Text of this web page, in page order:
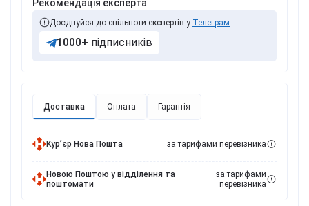
Доставка Оплата Гарантія
Курʼєр Нова Пошта за тарифами перевізника
Новою Поштою у відділення та
поштомати
за тарифами
перевізника
Рекомендація експерта
Доєднуйся до спільноти експертів у Телеграм
1000+ підписників